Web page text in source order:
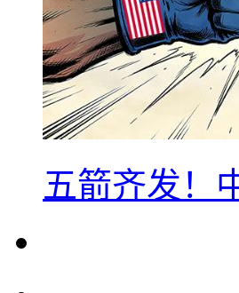
五箭齐发！